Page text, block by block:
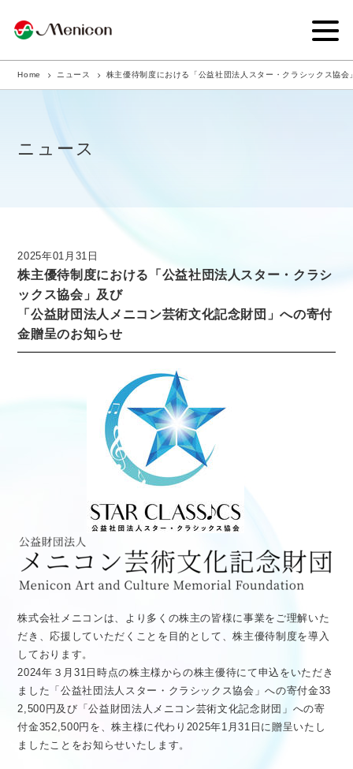
企業情報
商品サイト
ニュース
採用情報
Home ニュース 株主優待制度における「公益社団法人スター・クラシックス協
ニュース
2025年01月31日
株主優待制度における「公益社団法人スター・クラシ
ックス協会」及び
「公益財団法人メニコン芸術文化記念財団」への寄付
金贈呈のお知らせ
株式会社メニコンは、より多くの株主の皆様に事業をご理解いた
だき、応援していただくことを目的として、株主優待制度を導入
しております。
2024年３月31日時点の株主様からの株主優待にて申込をいただき
ました「公益社団法人スター・クラシックス協会」への寄付金33
2,500円及び「公益財団法人メニコン芸術文化記念財団」への寄
付金352,500円を、株主様に代わり2025年1月31日に贈呈いたし
ましたことをお知らせいたします。